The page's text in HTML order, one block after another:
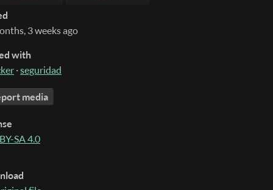
3 weeks ago
with
·seguridad
media
SA 4.0